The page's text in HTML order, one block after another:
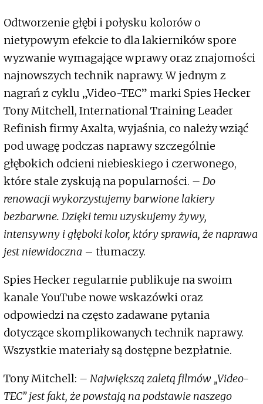
Odtworzenie głębi i połysku kolorów o
nietypowym efekcie to dla lakierników spore
wyzwanie wymagające wprawy oraz znajomości
najnowszych technik naprawy. W jednym z
nagrań z cyklu „Video-TEC” marki Spies Hecker
Tony Mitchell, International Training Leader
Refinish firmy Axalta, wyjaśnia, co należy wziąć
pod uwagę podczas naprawy szczególnie
głębokich odcieni niebieskiego i czerwonego,
które stale zyskują na popularności. – Do
renowacji wykorzystujemy barwione lakiery
bezbarwne. Dzięki temu uzyskujemy żywy,
intensywny i głęboki kolor, który sprawia, że naprawa
jest niewidoczna – tłumaczy.
Spies Hecker regularnie publikuje na swoim
kanale YouTube nowe wskazówki oraz
odpowiedzi na często zadawane pytania
dotyczące skomplikowanych technik naprawy.
Wszystkie materiały są dostępne bezpłatnie.
Tony Mitchell: – Największą zaletą filmów „Video-
TEC” jest fakt, że powstają na podstawie naszego